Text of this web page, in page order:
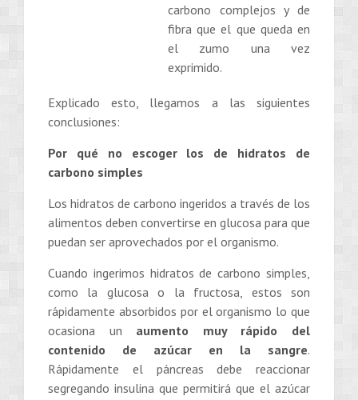
carbono complejos y de
fibra que el que queda en
el zumo una vez
exprimido.
Explicado esto, llegamos a las siguientes
conclusiones:
Por qué no escoger los de hidratos de
carbono simples
Los hidratos de carbono ingeridos a través de los
alimentos deben convertirse en glucosa para que
puedan ser aprovechados por el organismo.
Cuando ingerimos hidratos de carbono simples,
como la glucosa o la fructosa, estos son
rápidamente absorbidos por el organismo lo que
ocasiona un aumento muy rápido del
contenido de azúcar en la sangre.
Rápidamente el páncreas debe reaccionar
segregando insulina que permitirá que el azúcar